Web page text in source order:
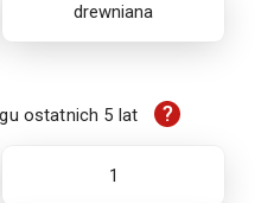
drewniana
ostatnich 5 lat ?
1